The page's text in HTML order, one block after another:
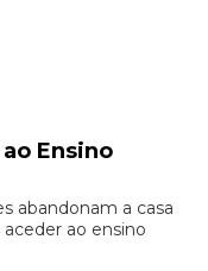
Ensino
abandonam a casa
ao ensino